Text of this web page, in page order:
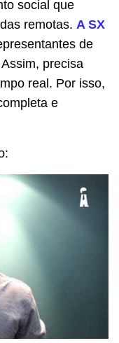
social que
remotas. A SX
de
precisa
real. Por isso,
e